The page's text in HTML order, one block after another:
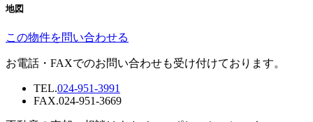
地図
この物件を問い合わせる
お電話・FAXでのお問い合わせも受け付けております。
TEL.024-951-3991
FAX.024-951-3669